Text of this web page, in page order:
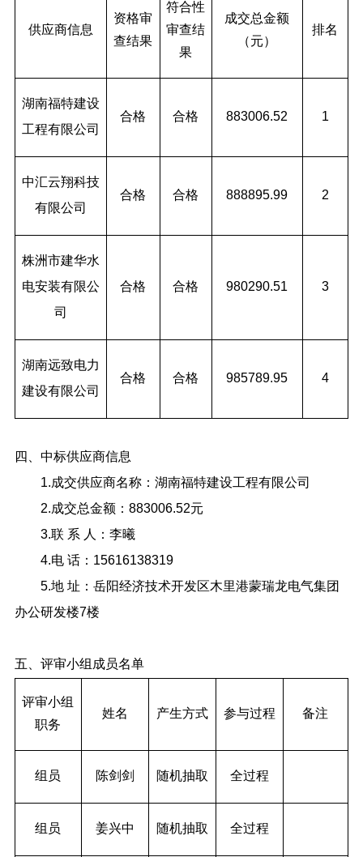
供应商信息
资格审
查结果
符合性
审查结
果
成交总金额
（元）
排名
湖南福特建设
工程有限公司
合格 合格 883006.52 1
中汇云翔科技
有限公司
合格 合格 888895.99 2
株洲市建华水
电安装有限公
司
合格 合格 980290.51 3
湖南远致电力
建设有限公司
合格 合格 985789.95 4
四、中标供应商信息
1.成交供应商名称：湖南福特建设工程有限公司
2.成交总金额：883006.52元
3.联 系 人：李曦
4.电 话：15616138319
5.地 址：岳阳经济技术开发区木里港蒙瑞龙电气集团
办公研发楼7楼
五、评审小组成员名单
评审小组
职务
姓名 产生方式 参与过程 备注
组员 陈剑剑 随机抽取 全过程
组员 姜兴中 随机抽取 全过程